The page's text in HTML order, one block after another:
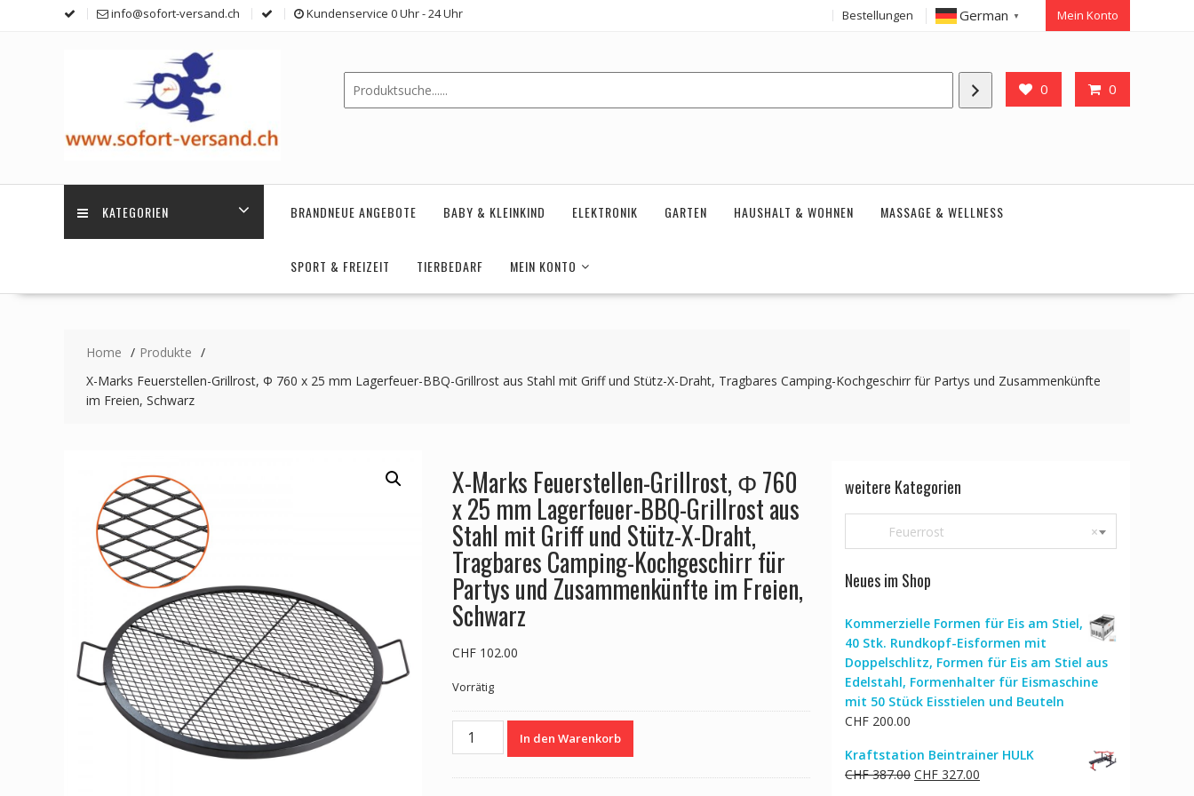
info@sofort-versand.ch Kundenservice 0 Uhr - 24 Uhr Bestellungen German ▼ Mein Konto
0 0
KATEGORIEN BRANDNEUE ANGEBOTE BABY & KLEINKIND ELEKTRONIK GARTEN HAUSHALT & WOHNEN MASSAGE & WELLNESS
SPORT & FREIZEIT TIERBEDARF MEIN KONTO
Home
Produkte
X-Marks Feuerstellen-Grillrost, Φ 760 x 25 mm Lagerfeuer-BBQ-Grillrost aus Stahl mit Griff und Stütz-X-Draht, Tragbares Camping-Kochgeschirr für Partys und Zusammenkünfte
im Freien, Schwarz
X-Marks Feuerstellen-Grillrost, Φ 760
x 25 mm Lagerfeuer-BBQ-Grillrost aus
Stahl mit Griff und Stütz-X-Draht,
Tragbares Camping-Kochgeschirr für
Partys und Zusammenkünfte im Freien,
Schwarz
CHF102.00
Vorrätig
In den Warenkorb
weitere Kategorien
×
Feuerrost
Neues im Shop
Kommerzielle Formen für Eis am Stiel,
40 Stk. Rundkopf-Eisformen mit
Doppelschlitz, Formen für Eis am Stiel aus
Edelstahl, Formenhalter für Eismaschine
mit 50 Stück Eisstielen und Beuteln
CHF 200.00
Kraftstation Beintrainer HULK
CHF387.00 Ursprünglicher
CHF 327.00